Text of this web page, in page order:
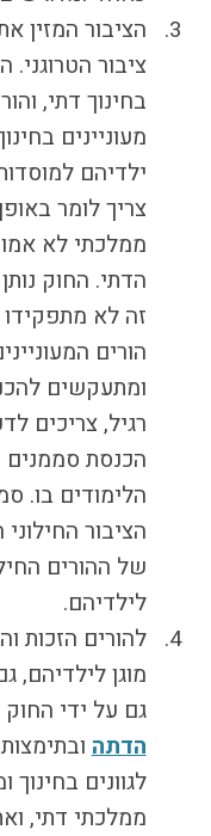
הציבור המזין
ציבור הטרוגני.
בחינוך דתי,
מעוניינים
ילדיהם
צריך לומר
ממלכתי לא
הדתי. החוק
זה לא
הורים
ומתעקשים
רגיל, צריכים
הכנסת סממנים
הלימודים בו.
הציבור
של ההורים
לילדיהם.
להורים הזכות
מוגן לילדיהם,
גם על ידי
הדתה
לגוונים
ממלכתי דתי,